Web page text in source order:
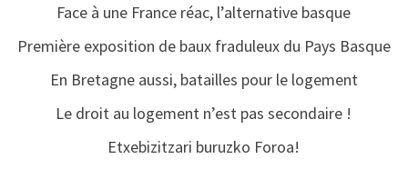
Face à une France réac, l’alternative basque
Première exposition de baux fraduleux du Pays Basque
En Bretagne aussi, batailles pour le logement
Le droit au logement n’est pas secondaire !
Etxebizitzari buruzko Foroa!